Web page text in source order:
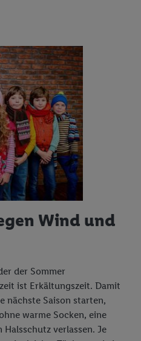
Wind und
der Sommer
ist Erkältungszeit. Damit
nächste Saison starten,
warme Socken, eine
Halsschutz verlassen. Je